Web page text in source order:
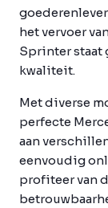
het vervoer
Sprinter staat
kwaliteit.
Met diverse
perfecte
aan
eenvoudig
profiteer van